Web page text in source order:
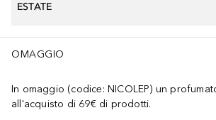
ESTATE
OMAGGIO
In omaggio (codice: NICOLEP) un
all'acquisto di 69€ di prodotti.